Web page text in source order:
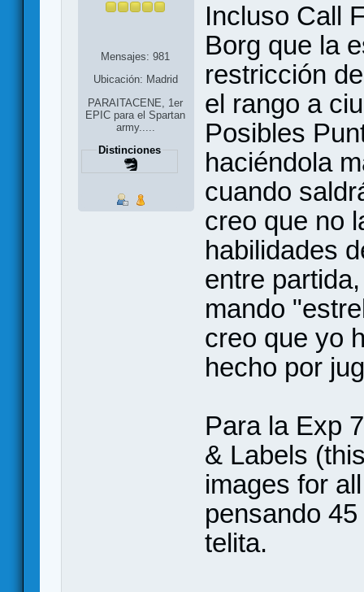
Mensajes: 981
Ubicación: Madrid
PARAITACENE, 1er
EPIC para el Spartan
army.....
Distinciones
Incluso Call
Borg que la
restricción
el rango a
Posibles
haciéndola
cuando
creo que no
habilidades
entre
mando
creo que yo
hecho por
Para la Exp
& Labels
images for
pensando
telita.